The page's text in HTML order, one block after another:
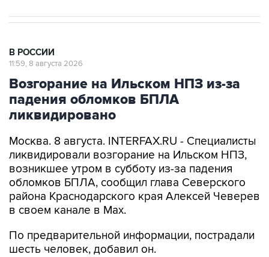
В РОССИИ
11:59, 8 августа 2026
Возгорание на Ильском НПЗ из-за
падения обломков БПЛА
ликвидировано
Москва. 8 августа. INTERFAX.RU - Специалисты
ликвидировали возгорание на Ильском НПЗ,
возникшее утром в субботу из-за падения
обломков БПЛА, сообщил глава Северского
района Краснодарского края Алексей Чеверев
в своем канале в Max.
По предварительной информации, пострадали
шесть человек, добавил он.